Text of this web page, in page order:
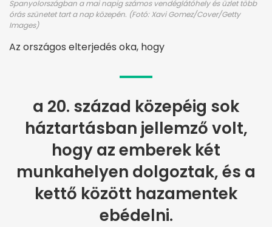
Spanyolországban a mai napig számos vendéglátóhely és üzlet több
órás szünetet tart a nap közepén. (Fotó: Xavi Gomez/Cover/Getty
Images)
Az országos elterjedés oka, hogy
a 20. század közepéig sok
háztartásban jellemző volt,
hogy az emberek két
munkahelyen dolgoztak, és a
kettő között hazamentek
ebédelni.